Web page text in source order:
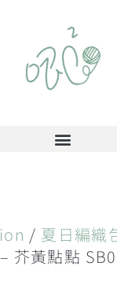
/ 夏日編織
芥黃點點